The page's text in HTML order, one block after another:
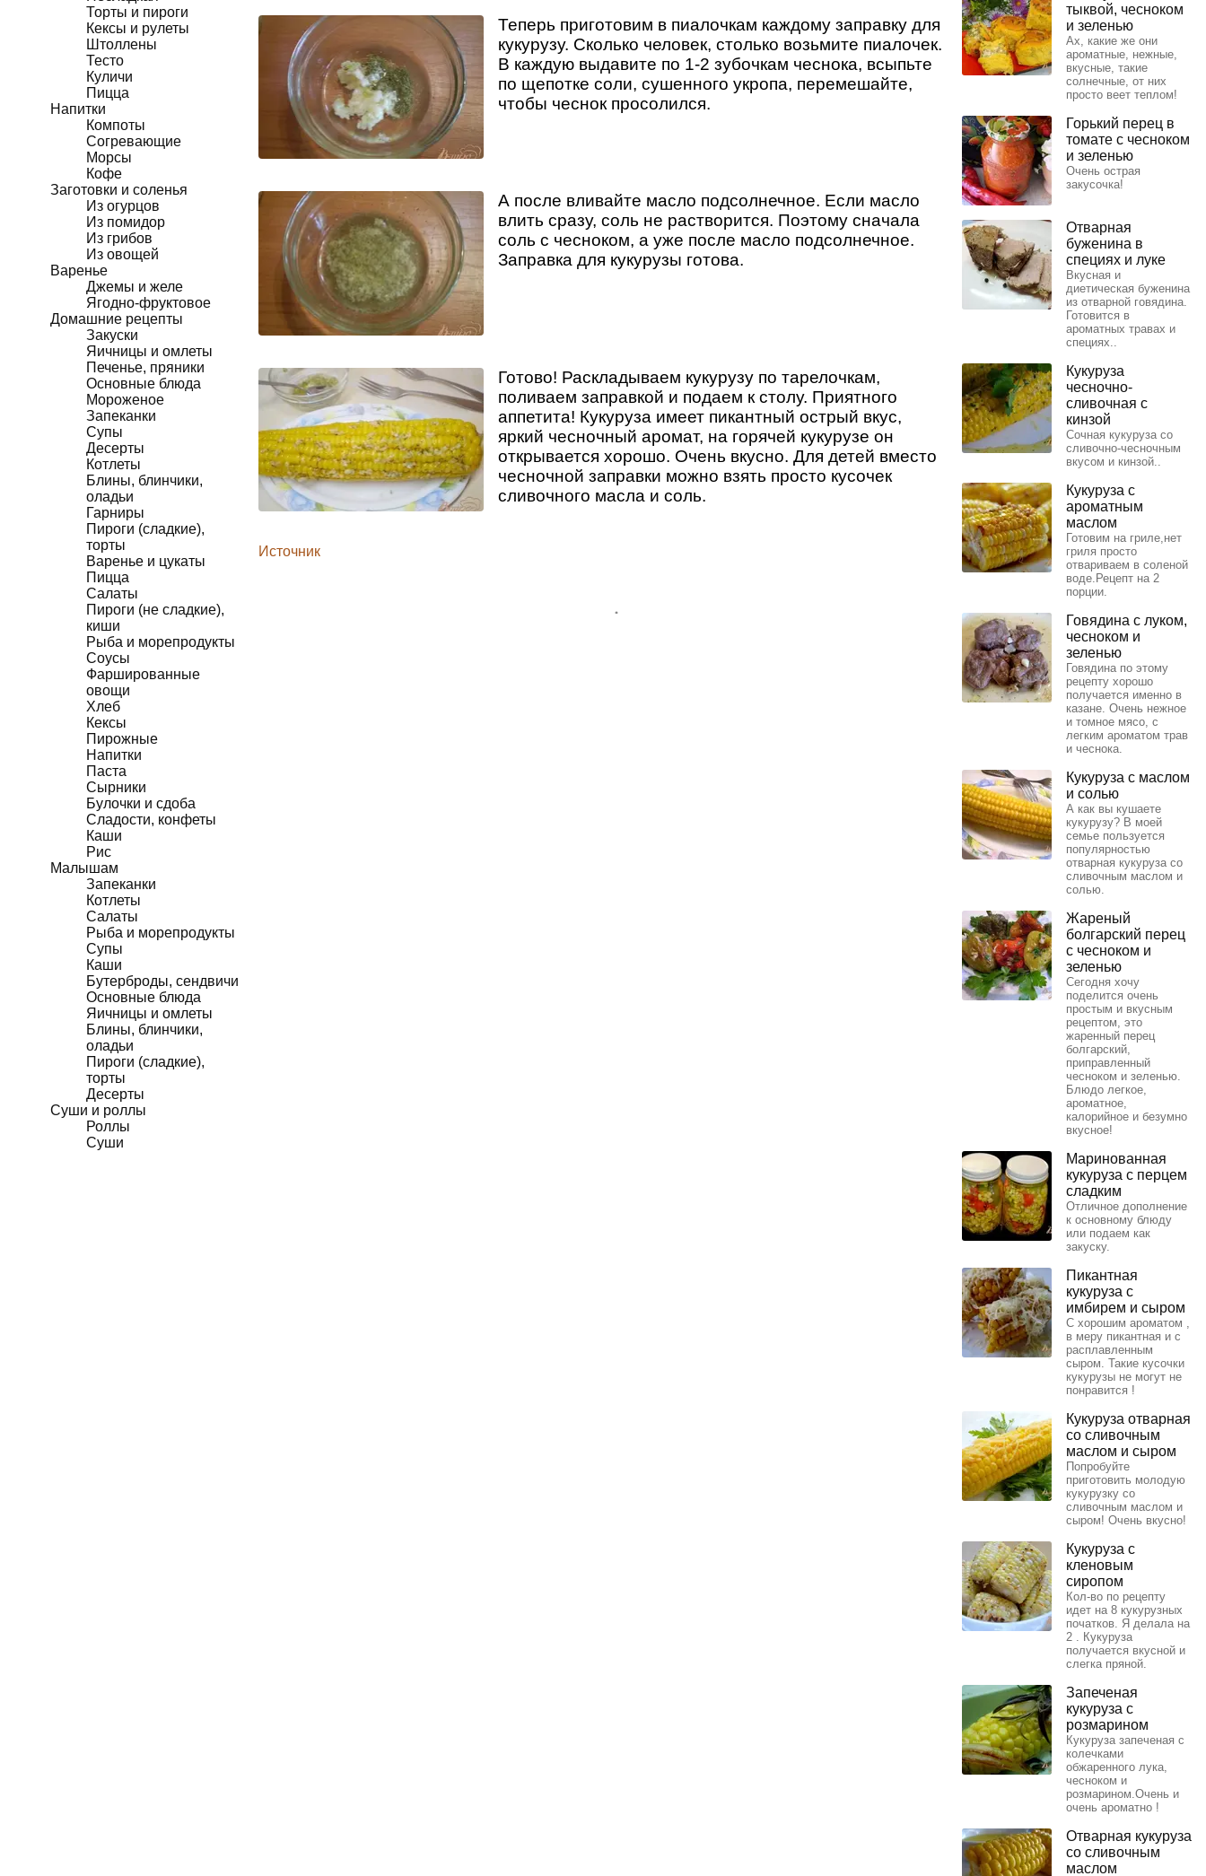
Торты и пироги
Кексы и рулеты
Штоллены
Тесто
Куличи
Пицца
Напитки
Компоты
Согревающие
Морсы
Кофе
Заготовки и соленья
Из огурцов
Из помидор
Из грибов
Из овощей
Варенье
Джемы и желе
Ягодно-фруктовое
Домашние рецепты
Закуски
Яичницы и омлеты
Печенье, пряники
Основные блюда
Мороженое
Запеканки
Супы
Десерты
Котлеты
Блины, блинчики,
оладьи
Гарниры
Пироги (сладкие),
торты
Варенье и цукаты
Пицца
Салаты
Пироги (не сладкие),
киши
Рыба и морепродукты
Соусы
Фаршированные
овощи
Хлеб
Кексы
Пирожные
Напитки
Паста
Сырники
Булочки и сдоба
Сладости, конфеты
Каши
Рис
Малышам
Запеканки
Котлеты
Салаты
Рыба и морепродукты
Супы
Каши
Бутерброды, сендвичи
Основные блюда
Яичницы и омлеты
Блины, блинчики,
оладьи
Пироги (сладкие),
торты
Десерты
Суши и роллы
Роллы
Суши
Теперь приготовим в пиалочкам каждому заправку для
кукурузу. Сколько человек, столько возьмите пиалочек.
В каждую выдавите по 1-2 зубочкам чеснока, всыпьте
по щепотке соли, сушенного укропа, перемешайте,
чтобы чеснок просолился.
А после вливайте масло подсолнечное. Если масло
влить сразу, соль не растворится. Поэтому сначала
соль с чесноком, а уже после масло подсолнечное.
Заправка для кукурузы готова.
Готово! Раскладываем кукурузу по тарелочкам,
поливаем заправкой и подаем к столу. Приятного
аппетита! Кукуруза имеет пикантный острый вкус,
яркий чесночный аромат, на горячей кукурузе он
открывается хорошо. Очень вкусно. Для детей вместо
чесночной заправки можно взять просто кусочек
сливочного масла и соль.
Источник
тыквой, чесноком
и зеленью
Ах, какие же они
ароматные, нежные,
вкусные, такие
солнечные, от них
просто веет теплом!
Горький перец в
томате с чесноком
и зеленью
Очень острая
закусочка!
Отварная
буженина в
специях и луке
Вкусная и
диетическая буженина
из отварной говядина.
Готовится в
ароматных травах и
специях..
Кукуруза
чесночно-
сливочная с
кинзой
Сочная кукуруза со
сливочно-чесночным
вкусом и кинзой..
Кукуруза с
ароматным
маслом
Готовим на гриле,нет
гриля просто
отвариваем в соленой
воде.Рецепт на 2
порции.
Говядина с луком,
чесноком и
зеленью
Говядина по этому
рецепту хорошо
получается именно в
казане. Очень нежное
и томное мясо, с
легким ароматом трав
и чеснока.
Кукуруза с маслом
и солью
А как вы кушаете
кукурузу? В моей
семье пользуется
популярностью
отварная кукуруза со
сливочным маслом и
солью.
Жареный
болгарский перец
с чесноком и
зеленью
Сегодня хочу
поделится очень
простым и вкусным
рецептом, это
жаренный перец
болгарский,
приправленный
чесноком и зеленью.
Блюдо легкое,
ароматное,
калорийное и безумно
вкусное!
Маринованная
кукуруза с перцем
сладким
Отличное дополнение
к основному блюду
или подаем как
закуску.
Пикантная
кукуруза с
имбирем и сыром
С хорошим ароматом ,
в меру пикантная и с
расплавленным
сыром. Такие кусочки
кукурузы не могут не
понравится !
Кукуруза отварная
со сливочным
маслом и сыром
Попробуйте
приготовить молодую
кукурузку со
сливочным маслом и
сыром! Очень вкусно!
Кукуруза с
кленовым
сиропом
Кол-во по рецепту
идет на 8 кукурузных
початков. Я делала на
2 . Кукуруза
получается вкусной и
слегка пряной.
Запеченая
кукуруза с
розмарином
Кукуруза запеченая с
колечками
обжаренного лука,
чесноком и
розмарином.Очень и
очень ароматно !
Отварная кукуруза
со сливочным
маслом